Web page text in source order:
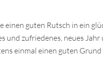
einen guten Rutsch in ein
und zufriedenes, neues Jahr
einmal einen guten Grund